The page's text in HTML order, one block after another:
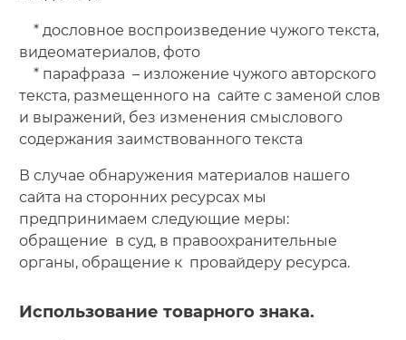
* дословное воспроизведение чужого текста,
видеоматериалов, фото
* парафраза – изложение чужого авторского
текста, размещенного на сайте с заменой слов
и выражений, без изменения смыслового
содержания заимствованного текста
В случае обнаружения материалов нашего
сайта на сторонних ресурсах мы
предпринимаем следующие меры:
обращение в суд, в правоохранительные
органы, обращение к провайдеру ресурса.
Использование товарного знака.